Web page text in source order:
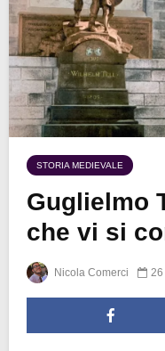
STORIA MEDIEVALE
Guglielmo
che vi si
Nicola Comerci 26